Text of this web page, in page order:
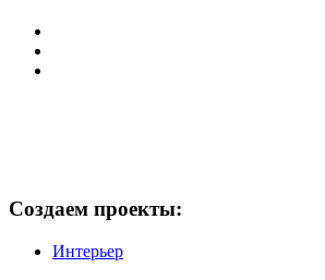
Создаем проекты:
Интерьер